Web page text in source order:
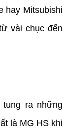
hay Mitsubishi
vài chục đến
ra những
là MG HS khi